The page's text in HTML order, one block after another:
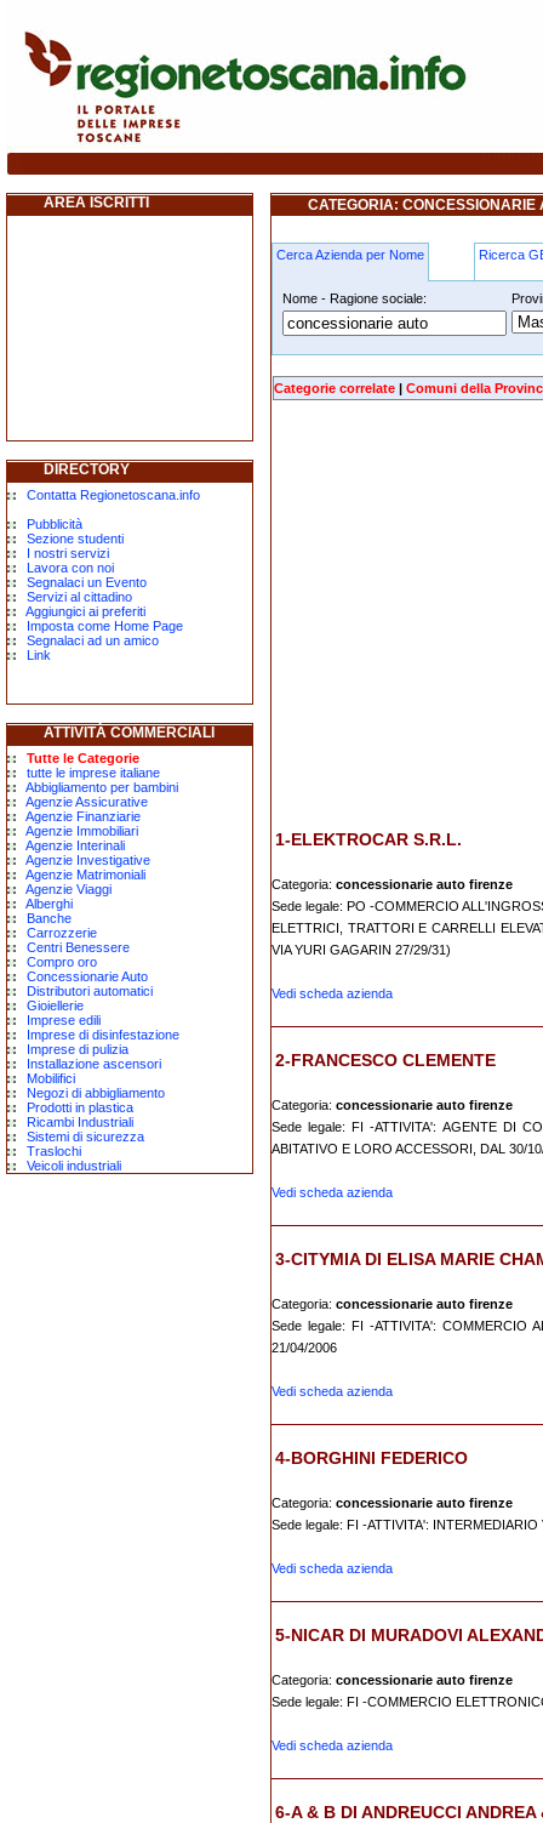
concessionarie-auto firenze
AREA ISCRITTI
DIRECTORY
Contatta Regionetoscana.info
Pubblicità
Sezione studenti
I nostri servizi
Lavora con noi
Segnalaci un Evento
Servizi al cittadino
Aggiungici ai preferiti
Imposta come Home Page
Segnalaci ad un amico
Link
ATTIVITÀ COMMERCIALI
Tutte le Categorie
tutte le imprese italiane
Abbigliamento per bambini
Agenzie Assicurative
Agenzie Finanziarie
Agenzie Immobiliari
Agenzie Interinali
Agenzie Investigative
Agenzie Matrimoniali
Agenzie Viaggi
Alberghi
Banche
Carrozzerie
Centri Benessere
Compro oro
Concessionarie Auto
Distributori automatici
Gioiellerie
Imprese edili
Imprese di disinfestazione
Imprese di pulizia
Installazione ascensori
Mobilifici
Negozi di abbigliamento
Prodotti in plastica
Ricambi Industriali
Sistemi di sicurezza
Traslochi
Veicoli industriali
CATEGORIA: CONCESSIONARIE
Cerca Azienda per Nome Ricerca
Nome - Ragione sociale:
concessionarie-auto firenze
Categorie correlate | Comuni della
1-ELEKTROCAR S.R.L.
Categoria: concessionarie auto firenze
Sede legale: PO -COMMERCIO
ELETTRICI, TRATTORI E CARRELLI
VIA YURI GAGARIN 27/29/31)
Vedi scheda azienda
2-FRANCESCO CLEMENTE
Categoria: concessionarie auto firenze
Sede legale: FI -ATTIVITA': AGENTE DI
ABITATIVO E LORO ACCESSORI, DAL 30/
Vedi scheda azienda
3-CITYMIA DI ELISA MARIE
Categoria: concessionarie auto firenze
Sede legale: FI -ATTIVITA': COMMERCIO
21/04/2006
Vedi scheda azienda
4-BORGHINI FEDERICO
Categoria: concessionarie auto firenze
Sede legale: FI -ATTIVITA':
Vedi scheda azienda
5-NICAR DI MURADOVI
Categoria: concessionarie auto firenze
Sede legale: FI -COMMERCIO
Vedi scheda azienda
6-A & B DI ANDREUCCI ANDREA